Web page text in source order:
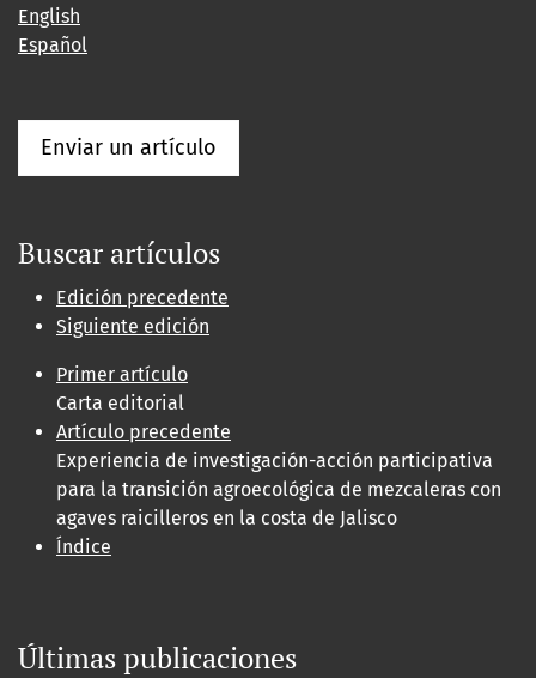
English
Español
Enviar un artículo
Buscar artículos
Edición precedente
Siguiente edición
Primer artículo
Carta editorial
Artículo precedente
Experiencia de investigación-acción participativa
para la transición agroecológica de mezcaleras con
agaves raicilleros en la costa de Jalisco
Índice
Últimas publicaciones